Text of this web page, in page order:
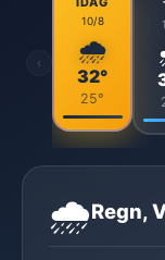
‹
10/8
🌧️
32°
25°
🌧️Regn,